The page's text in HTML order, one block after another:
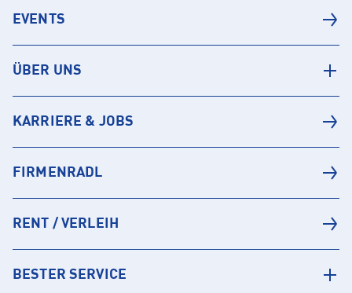
EVENTS
ÜBER UNS
KARRIERE & JOBS
FIRMENRADL
RENT / VERLEIH
BESTER SERVICE